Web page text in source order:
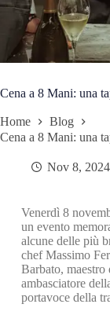
Cena a 8 Mani: una
Home
Blog
Cena a 8 Mani: una
Nov 8, 2024
Venerdì 8
un evento
alcune delle più
chef Massimo
Barbato,
ambasciatore
portavoce della